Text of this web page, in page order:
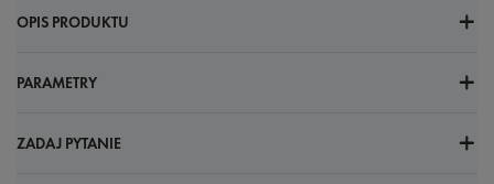
OPIS PRODUKTU
PARAMETRY
ZADAJ PYTANIE